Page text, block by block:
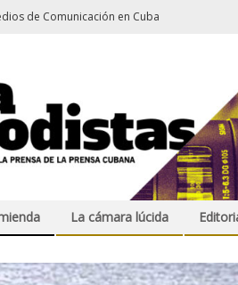
de Comunicación en Cuba
La cámara lúcida